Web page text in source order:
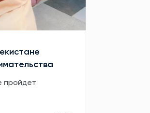
пройдет